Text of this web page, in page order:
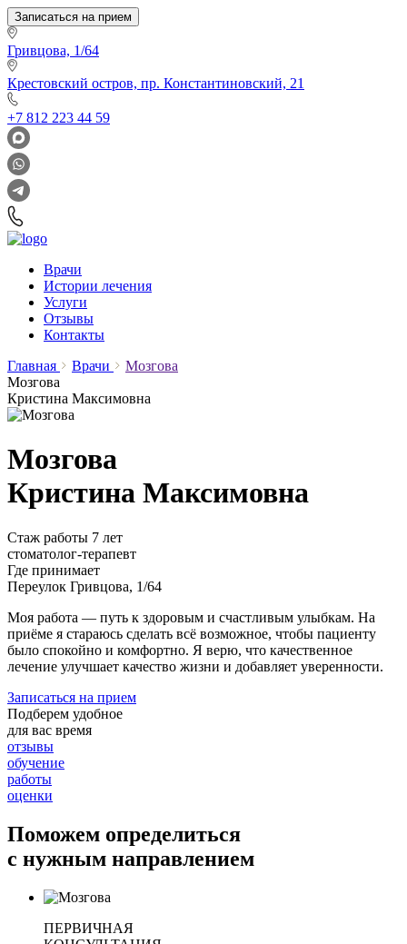
Записаться на прием
Гривцова, 1/64
Крестовский остров, пр. Константиновский, 21
+7 812 223 44 59
Врачи
Истории лечения
Услуги
Отзывы
Контакты
Главная
Врачи
Мозгова
Мозгова
Кристина Максимовна
Мозгова
Кристина Максимовна
Стаж работы 7 лет
стоматолог-терапевт
Где принимает
Переулок Гривцова, 1/64
Моя работа — путь к здоровым и счастливым улыбкам. На
приёме я стараюсь сделать всё возможное, чтобы пациенту
было спокойно и комфортно. Я верю, что качественное
лечение улучшает качество жизни и добавляет уверенности.
Записаться на прием
Подберем удобное
для вас время
отзывы
обучение
работы
оценки
Поможем определиться
с нужным направлением
ПЕРВИЧНАЯ